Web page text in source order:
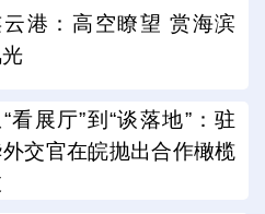
云港：高空瞭望 赏海滨
“看展厅”到“谈落地”：驻
交官在皖抛出合作橄榄